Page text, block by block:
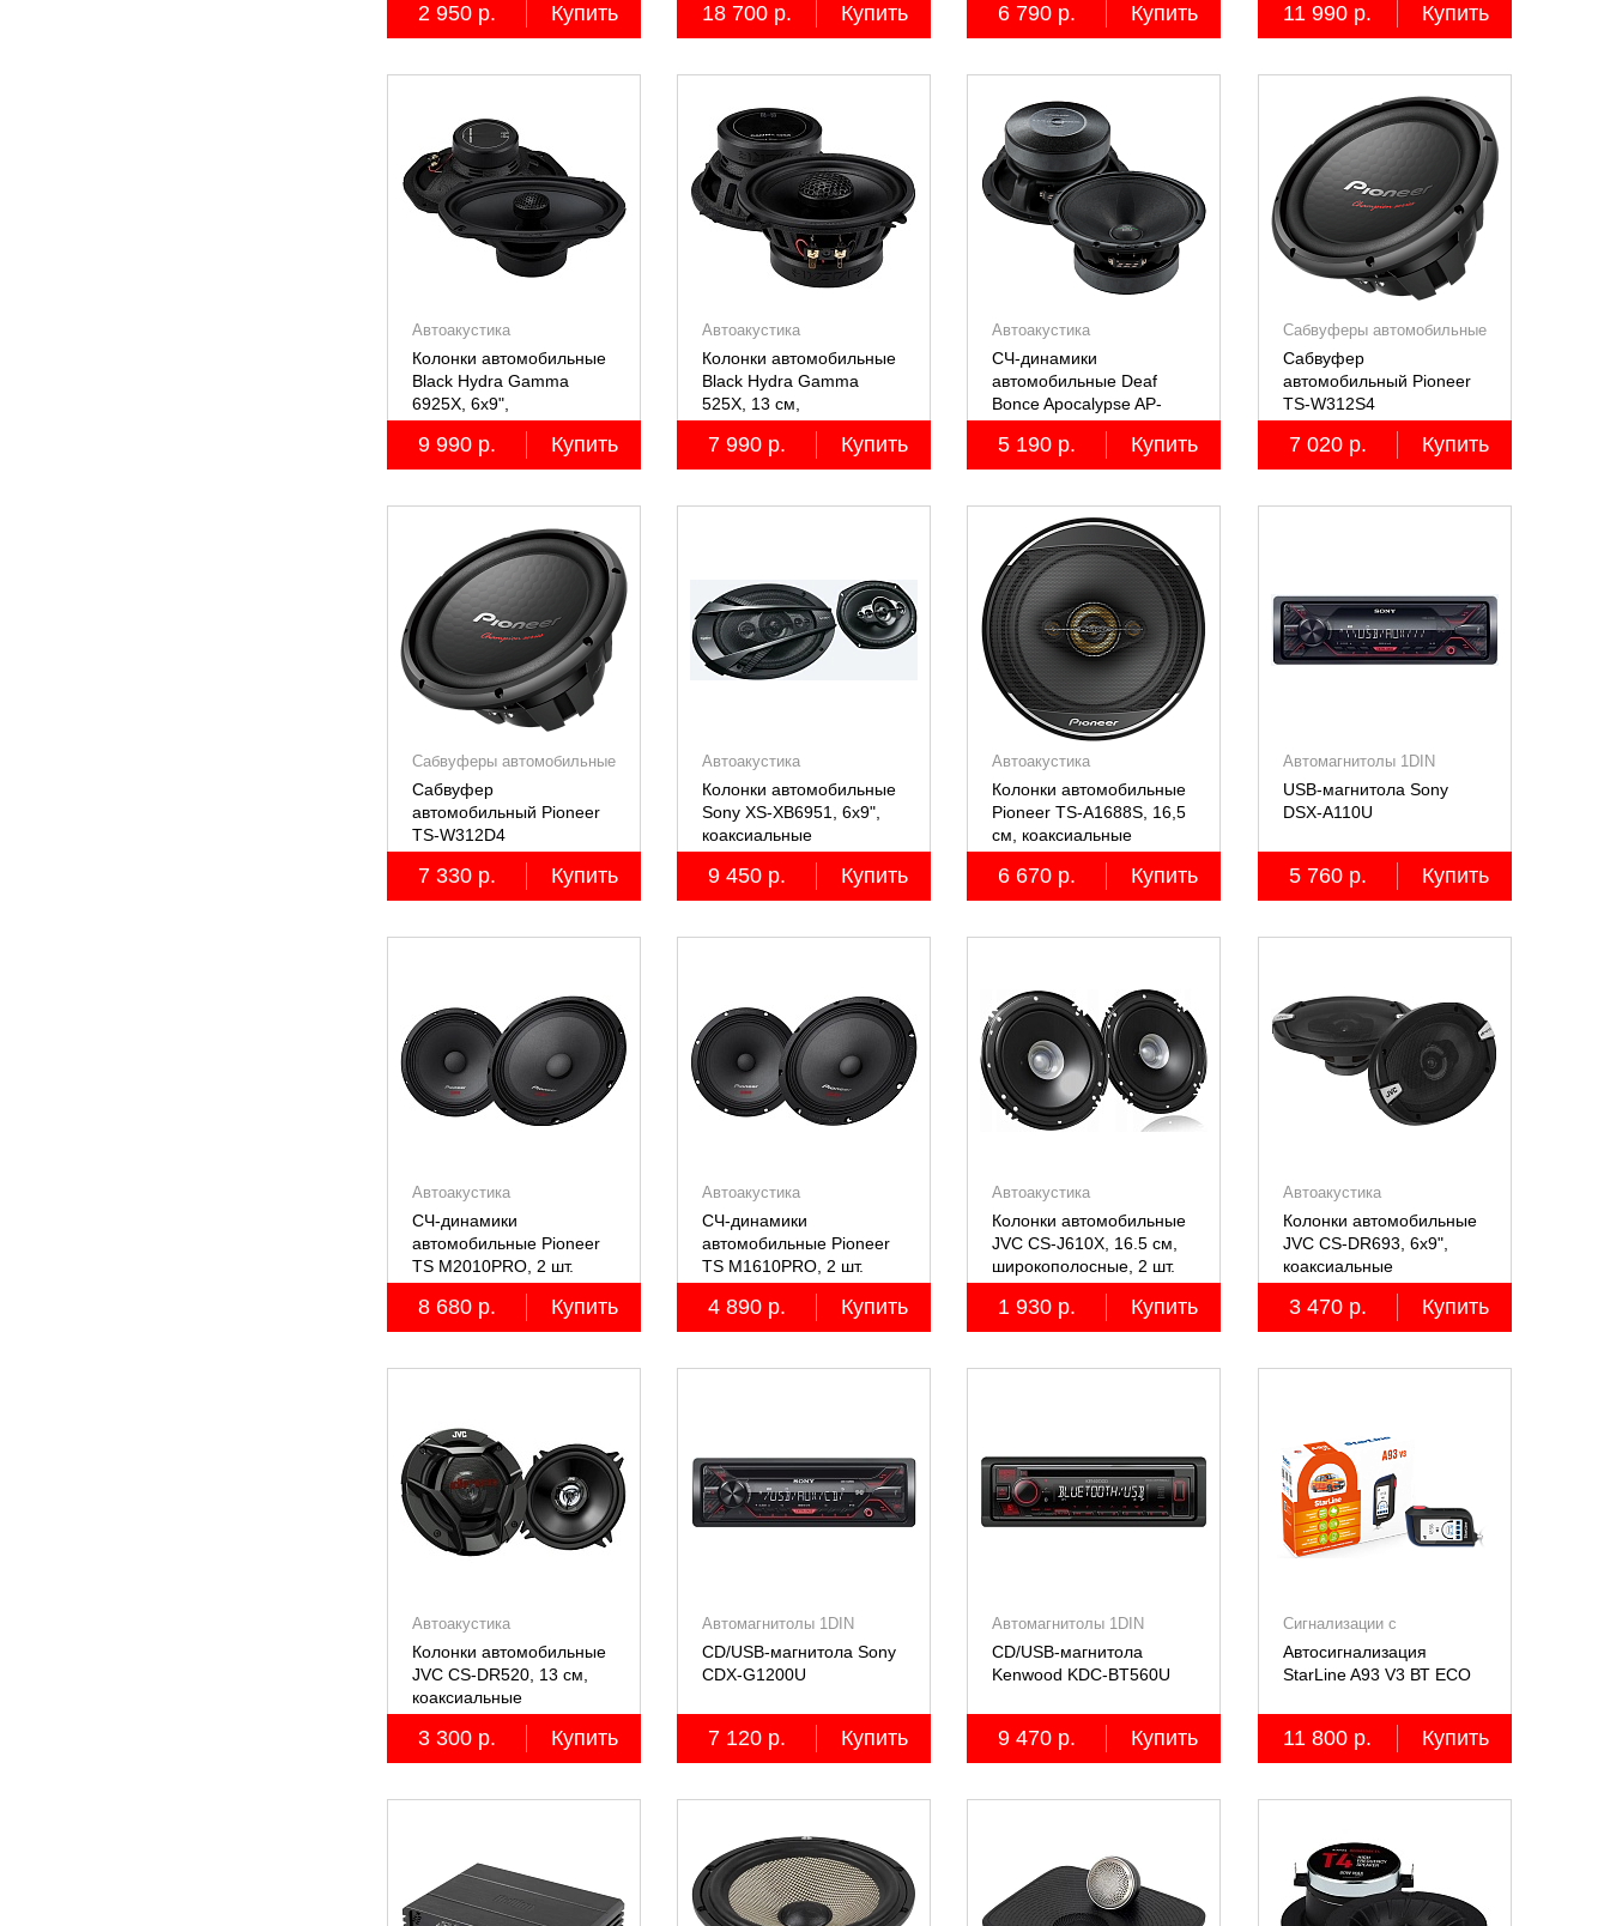
2 950 р. Купить 18 700 р. Купить 6 790 р. Купить 11 990 р. Купить
Автоакустика
Колонки автомобильные
Black Hydra Gamma
6925X, 6х9",
коаксиальные
двухполосные, 2 шт.
9 990 р. Купить
Автоакустика
Колонки автомобильные
Black Hydra Gamma
525X, 13 см,
коаксиальные
двухполосные, 2 шт.
7 990 р. Купить
Автоакустика
СЧ-динамики
автомобильные Deaf
Bonce Apocalypse AP-
M61SE PRO
5 190 р. Купить
Сабвуферы автомобильные
Сабвуфер
автомобильный Pioneer
TS-W312S4
7 020 р. Купить
Сабвуферы автомобильные
Сабвуфер
автомобильный Pioneer
TS-W312D4
7 330 р. Купить
Автоакустика
Колонки автомобильные
Sony XS-XB6951, 6х9",
коаксиальные
пятиполосные, 2 шт.
9 450 р. Купить
Автоакустика
Колонки автомобильные
Pioneer TS-A1688S, 16,5
см, коаксиальные
четырёхполосные, 2 шт.
6 670 р. Купить
Автомагнитолы 1DIN
USB-магнитола Sony
DSX-A110U
5 760 р. Купить
Автоакустика
СЧ-динамики
автомобильные Pioneer
TS M2010PRO, 2 шт.
8 680 р. Купить
Автоакустика
СЧ-динамики
автомобильные Pioneer
TS M1610PRO, 2 шт.
4 890 р. Купить
Автоакустика
Колонки автомобильные
JVC CS-J610X, 16.5 см,
широкополосные, 2 шт.
1 930 р. Купить
Автоакустика
Колонки автомобильные
JVC CS-DR693, 6х9",
коаксиальные
трёхполосные, 2 шт.
3 470 р. Купить
Автоакустика
Колонки автомобильные
JVC CS-DR520, 13 см,
коаксиальные
двухполосные, 2 шт.
3 300 р. Купить
Автомагнитолы 1DIN
CD/USB-магнитола Sony
СDX-G1200U
7 120 р. Купить
Автомагнитолы 1DIN
CD/USB-магнитола
Kenwood KDC-BT560U
9 470 р. Купить
Сигнализации с
автозапуском
Автосигнализация
StarLine A93 V3 ВТ ECO
11 800 р. Купить